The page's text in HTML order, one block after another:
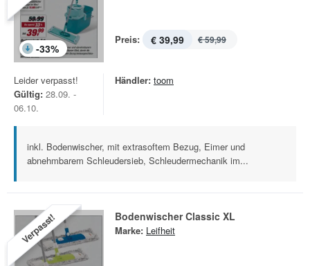
-33%
Preis: € 39,99 € 59,99
Leider verpasst!
Gültig: 28.09. -
06.10.
Händler: toom
inkl. Bodenwischer, mit extrasoftem Bezug, Eimer und
abnehmbarem Schleudersieb, Schleudermechanik im...
Verpasst! Bodenwischer Classic XL
Marke: Leifheit